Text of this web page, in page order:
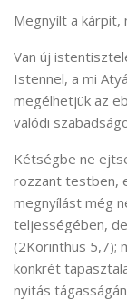
Megnyílt a kárpit,
Van új
Istennel, a mi
megélhetjük az
valódi
Kétségbe ne
rozzant testben,
megnyílást még
teljességében,
(2Korinthus 5,7);
konkrét
nyitás